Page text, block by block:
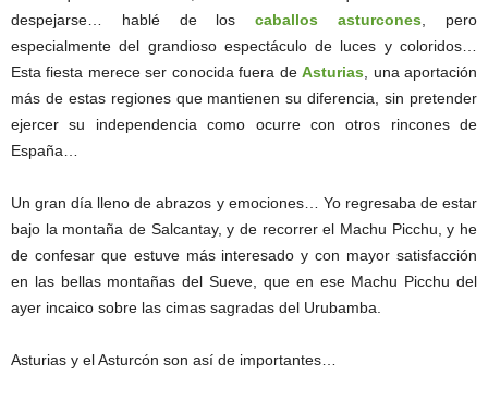
despejarse… hablé de loscaballos asturcones , pero
especialmente del grandioso espectáculo de luces y coloridos…
Esta fiesta merece ser conocida fuera deAsturias , una aportación
más de estas regiones que mantienen su diferencia, sin pretender
ejercer su independencia como ocurre con otros rincones de
España…
Un gran día lleno de abrazos y emociones… Yo regresaba de estar
bajo la montaña de Salcantay, y de recorrer el Machu Picchu, y he
de confesar que estuve más interesado y con mayor satisfacción
en las bellas montañas del Sueve, que en ese Machu Picchu del
ayer incaico sobre las cimas sagradas del Urubamba.
Asturias y el Asturcón son así de importantes…